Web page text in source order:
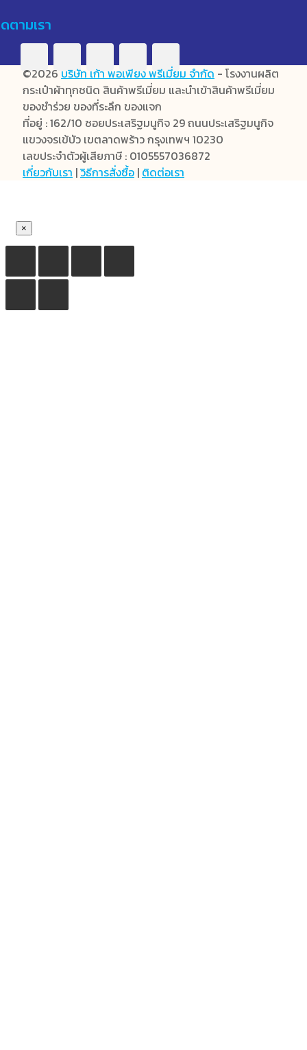
ตามเรา
©2026 บริษัท เก้า พอเพียง พรีเมี่ยม จำกัด - โรงงานผลิต
กระเป๋าผ้าทุกชนิด สินค้าพรีเมี่ยม และนำเข้าสินค้าพรีเมี่ยม
ของชำร่วย ของที่ระลึก ของแจก
ที่อยู่ : 162/10 ซอยประเสริฐมนูกิจ 29 ถนนประเสริฐมนูกิจ
แขวงจรเข้บัว เขตลาดพร้าว กรุงเทพฯ 10230
เลขประจำตัวผู้เสียภาษี : 0105557036872
เกี่ยวกับเรา |วิธีการสั่งซื้อ | ติดต่อเรา
×